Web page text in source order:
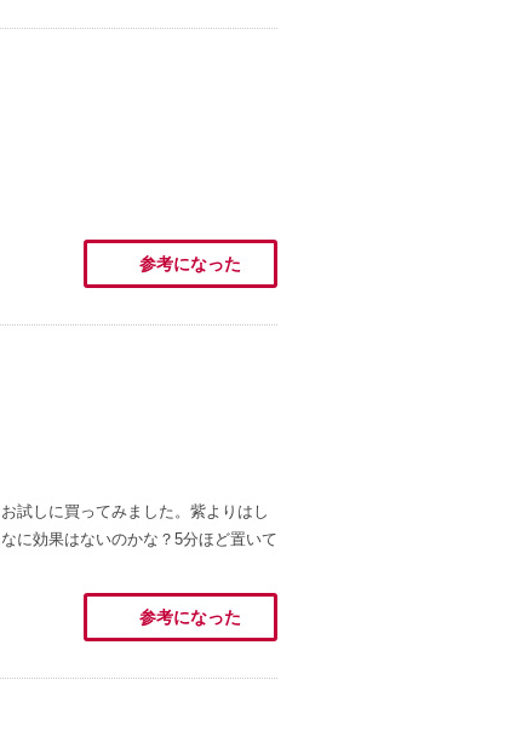
参考になった
試しに買ってみました。紫よりはし
に効果はないのかな？5分ほど置いて
参考になった